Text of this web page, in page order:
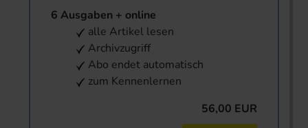
6 Ausgaben + online
alle Artikel lesen
Archivzugriff
Abo endet automatisch
zum Kennenlernen
56,00 EUR